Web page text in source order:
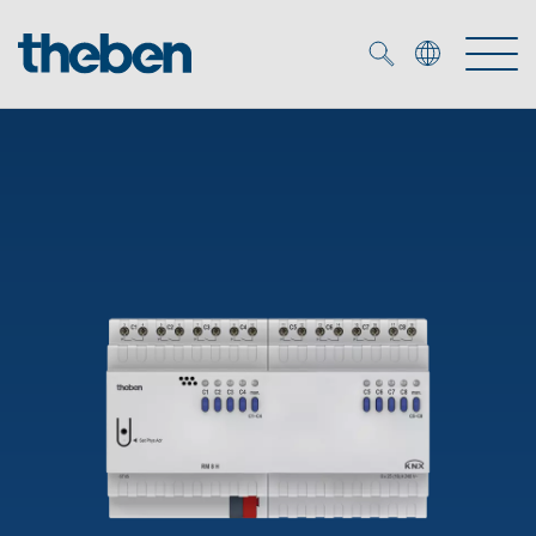
Smart Home
Détecteurs de présence et de mouvement
Spots LED
Solutions OEM
Experts OEM
Références
Solutions
Contrôle du temps et de la lumière
Commande d'éclairage DALI-2
Médiathèque
Entreprise